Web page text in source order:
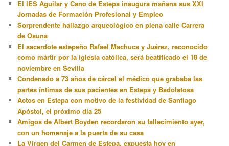
El IES Aguilar y Cano de Estepa inaugura mañana sus XXI
Jornadas de Formación Profesional y Empleo
Sorprendente hallazgo arqueológico en plena calle Carrera
de Osuna
El sacerdote estepeño Rafael Machuca y Juárez, reconocido
como mártir por la iglesia católica, será beatificado el 18 de
noviembre en Sevilla
Condenado a 73 años de cárcel el médico que grababa las
partes íntimas de sus pacientes en Estepa y Badolatosa
Actos en Estepa con motivo de la festividad de Santiago
Apóstol, el próximo día 25
Amigos de Albert Boyden recordaron su fallecimiento ayer,
con un homenaje a la puerta de su casa
La Virgen del Carmen de Estepa, expuesta hoy en